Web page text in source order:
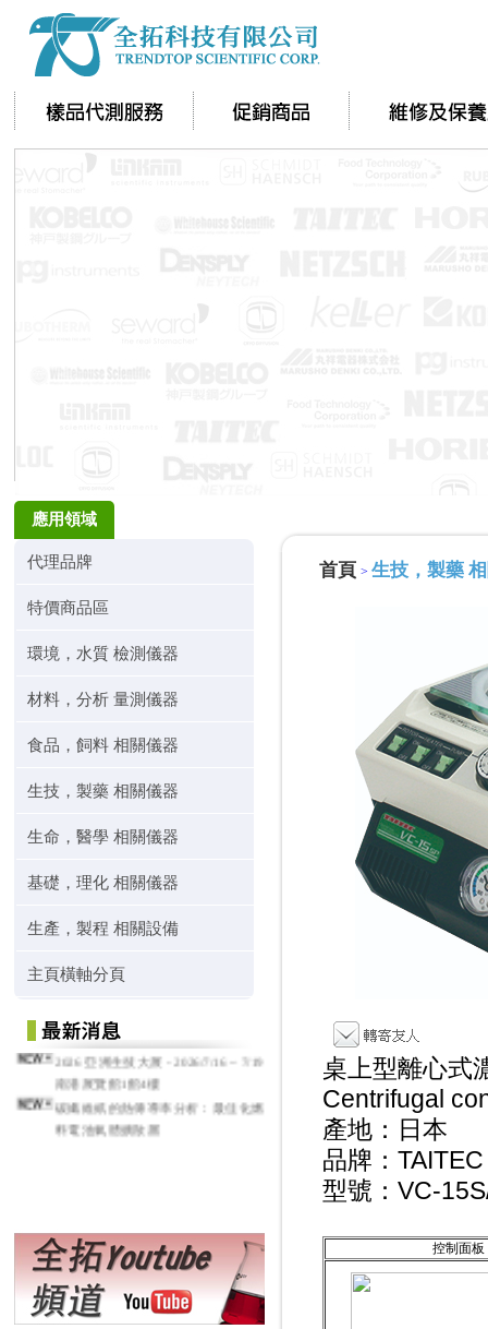
應用領域
代理品牌
特價商品區
環境，水質 檢測儀器
材料，分析 量測儀器
食品，飼料 相關儀器
生技，製藥 相關儀器
生命，醫學 相關儀器
基礎，理化 相關儀器
生產，製程 相關設備
主頁橫軸分頁
2026 亞洲生技大展 - 2026/7/16 ~ 7/19
南港展覽館1館4樓
碳纖維紙的熱傳導率分析：最佳化燃
料電池氣體擴散層
首頁 > 生技，製藥
桌上型離心式
Centrifugal
產地：日本
品牌：TAITEC
型號：VC-
控制面板